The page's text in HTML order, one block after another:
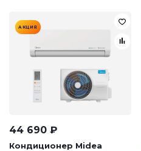
АКЦИЯ
44 690 ₽
Кондиционер Midea